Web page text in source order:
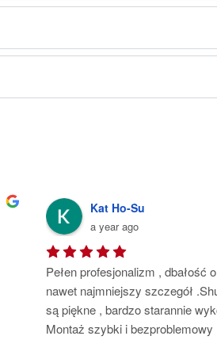
Jarek
5 years ago
Polecam firmę p. Roberta,
przeprowadzony z dużą
starannością i wielkim
Bardzo dziękuję i polecam.